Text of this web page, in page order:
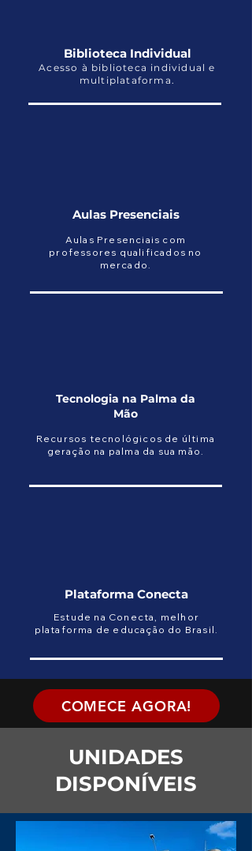
Biblioteca Individual
Acesso à biblioteca individual e
multiplataforma.
Aulas Presenciais
Aulas Presenciais com
professores qualificados no
mercado.
Tecnologia na Palma da
Mão
Recursos tecnológicos de última
geração na palma da sua mão.
Plataforma Conecta
Estude na Conecta, melhor
plataforma de educação do Brasil.
COMECE AGORA!
UNIDADES
DISPONÍVEIS